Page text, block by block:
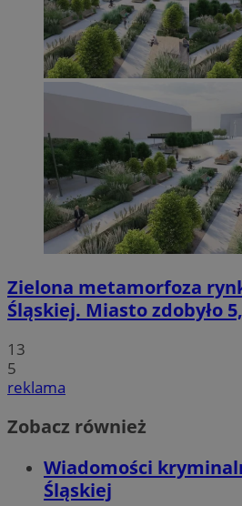
Zielona metamorfoza
Śląskiej. Miasto zdobyło
13
5
reklama
Zobacz również
Wiadomości
Śląskiej